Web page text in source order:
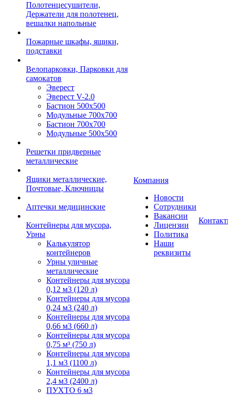
Полотенцесушители,
Держатели для полотенец,
вешалки напольные
Пожарные шкафы, ящики,
подставки
Велопарковки, Парковки для
самокатов
Эверест
Эверест V-2.0
Бастион 500х500
Модульные 700х700
Бастион 700х700
Модульные 500х500
Решетки придверные
металлические
Ящики металлические,
Почтовые, Ключницы
Аптечки медицинские
Контейнеры для мусора,
Урны
Калькулятор
контейнеров
Урны уличные
металлические
Контейнеры для мусора
0,12 м3 (120 л)
Контейнеры для мусора
0,24 м3 (240 л)
Контейнеры для мусора
0,66 м3 (660 л)
Контейнеры для мусора
0,75 м³ (750 л)
Контейнеры для мусора
1,1 м3 (1100 л)
Контейнеры для мусора
2,4 м3 (2400 л)
ПУХТО 6 м3
Компания
Новости
Сотрудники
Вакансии
Лицензии
Политика
Наши
реквизиты